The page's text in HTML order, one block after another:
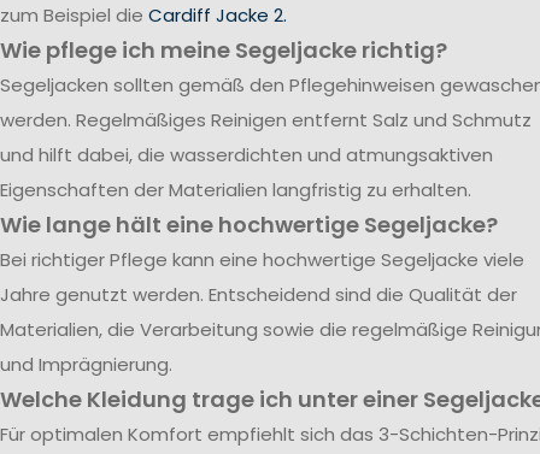
zum Beispiel die Cardiff Jacke 2.
Wie pflege ich meine Segeljacke richtig?
Segeljacken sollten gemäß den Pflegehinweisen
werden. Regelmäßiges Reinigen entfernt Salz und Schmutz
und hilft dabei, die wasserdichten und atmungsaktiven
Eigenschaften der Materialien langfristig zu erhalten.
Wie lange hält eine hochwertige Segeljacke?
Bei richtiger Pflege kann eine hochwertige Segeljacke viele
Jahre genutzt werden. Entscheidend sind die Qualität der
Materialien, die Verarbeitung sowie die regelmäßige
und Imprägnierung.
Welche Kleidung trage ich unter einer
Für optimalen Komfort empfiehlt sich das 3-Schichten-